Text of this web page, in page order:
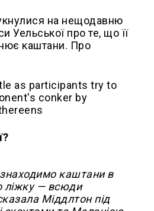
на нещодавню
Уельської про те, що її
каштани. Про
каштани в
ліжку — всюди
Міддлтон під